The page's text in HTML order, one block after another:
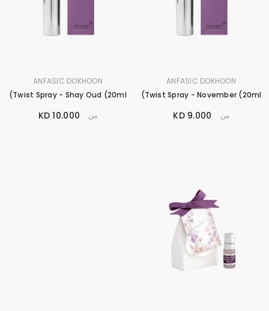
ANFASIC DOKHOON
Twist Spray - November (20ml)
من
9.000 KD
ANFASIC DOKHOON
Twist Spray - Shay Oud (20ml)
من
10.000 KD